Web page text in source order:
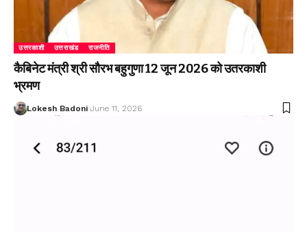
उत्तरकाशी उत्तराखंड राजनीति
कैबिनेट मंत्री श्री सौरभ बहुगुणा 12 जून 2026 को उतरकाशी
भ्रमण
Lokesh Badoni June 11, 2026